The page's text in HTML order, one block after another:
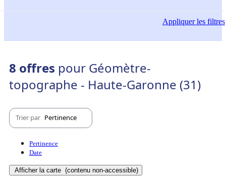
Appliquerles filtres
8 offres pour Géomètre-
topographe - Haute-Garonne (31)
Trier par Pertinence
Pertinence
Date
Afficher la carte (contenu non-accessible)